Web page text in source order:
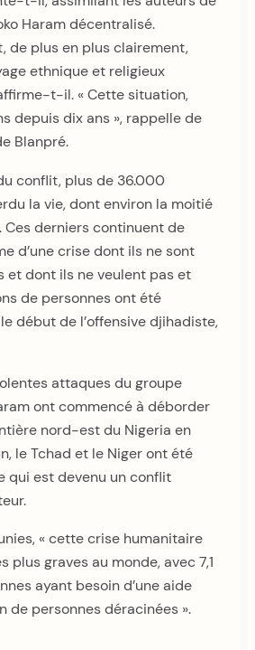
Haram décentralisé.
de plus en plus clairement,
ethnique et religieux
t-il. « Cette situation,
depuis dix ans », rappelle de
Blanpré.
conflit, plus de 36.000
la vie, dont environ la moitié
derniers continuent de
d’une crise dont ils ne sont
et dont ils ne veulent pas et
de personnes ont été
début de l’offensive djihadiste,
attaques du groupe
ont commencé à déborder
nord-est du Nigeria en
le Tchad et le Niger ont été
qui est devenu un conflit
« cette crise humanitaire
plus graves au monde, avec 7,1
ayant besoin d’une aide
de personnes déracinées ».